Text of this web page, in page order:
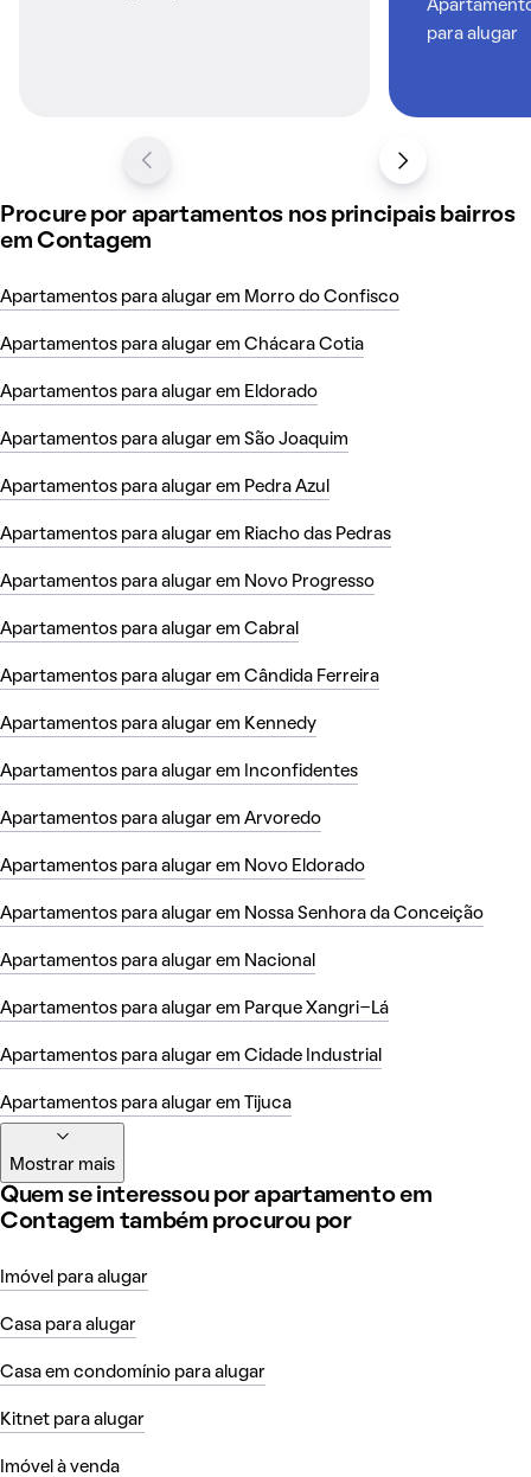
para alugar
Procure por apartamentos nos principais bairros
em Contagem
Apartamentos para alugar em Morro do Confisco
Apartamentos para alugar em Chácara Cotia
Apartamentos para alugar em Eldorado
Apartamentos para alugar em São Joaquim
Apartamentos para alugar em Pedra Azul
Apartamentos para alugar em Riacho das Pedras
Apartamentos para alugar em Novo Progresso
Apartamentos para alugar em Cabral
Apartamentos para alugar em Cândida Ferreira
Apartamentos para alugar em Kennedy
Apartamentos para alugar em Inconfidentes
Apartamentos para alugar em Arvoredo
Apartamentos para alugar em Novo Eldorado
Apartamentos para alugar em Nossa Senhora da Conceição
Apartamentos para alugar em Nacional
Apartamentos para alugar em Parque Xangri-Lá
Apartamentos para alugar em Cidade Industrial
Apartamentos para alugar em Tijuca
Mostrar mais
Quem se interessou por apartamento em
Contagem também procurou por
Imóvel para alugar
Casa para alugar
Casa em condomínio para alugar
Kitnet para alugar
Imóvel à venda